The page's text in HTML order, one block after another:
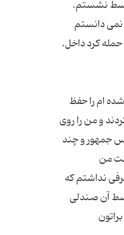
وسط نشستم.
نمی دانستم
ام را حفظ
و من را روی
جمهور و چند
من
نداشتم که
آن صندلی